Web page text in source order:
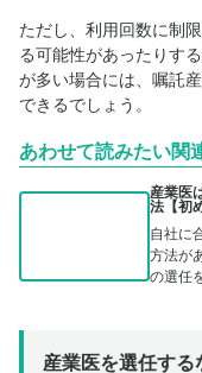
ただし、利用回数に制
る可能性があったりす
が多い場合には、嘱託
できるでしょう。
あわせて読みたい関
産業医
法【初
自社に
方法が
の選任
産業医を選任す